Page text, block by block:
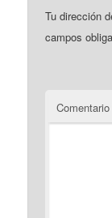
Tu dirección
campos
Comentario